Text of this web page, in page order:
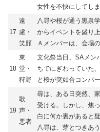
女性を不快にしてし
17
遠
慮・
笑顔
八尋や桜が通う黒泉
からイベントを盛り
Ａメンバーは、会場
18
東
堂・
狩野
文化祭当日、SAメン
ちでにぎわっていた
と桜が突如合コンパ
19
歌
声・
悪者
尋は、ある日突然、
受ける。しかし、焦
白に何か裏があると
八尋は、芽とつきあ